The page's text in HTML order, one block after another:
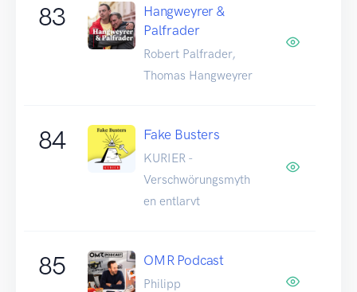
83
Hangweyrer &
Palfrader
Robert Palfrader,
Thomas Hangweyrer
84 Fake Busters
KURIER -
Verschwörungsmyth
en entlarvt
85 OMR Podcast
Philipp